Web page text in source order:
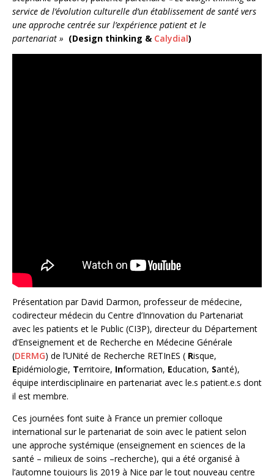
service de l’évolution culturelle d’un établissement de santé vers
une approche centrée sur l’expérience patient et le
partenariat » (Design thinking & Calydial)
Présentation par David Darmon, professeur de médecine,
codirecteur médecin du Centre d’Innovation du Partenariat
avec les patients et le Public (CI3P), directeur du Département
d’Enseignement et de Recherche en Médecine Générale
(DERMG) de l’UNité de Recherche RETInES ( Risque,
Epidémiologie, Territoire, Information, Education, Santé),
équipe interdisciplinaire en partenariat avec le.s patient.e.s dont
il est membre.
Ces journées font suite à France un premier colloque
international sur le partenariat de soin avec le patient selon
une approche systémique (enseignement en sciences de la
santé – milieux de soins –recherche), qui a été organisé à
l’automne toujours lis 2019 à Nice par le tout nouveau centre